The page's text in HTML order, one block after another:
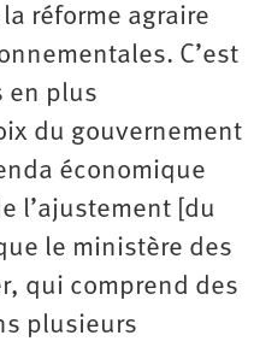
réforme agraire
C’est
en plus
du gouvernement
économique
l’ajustement [du
le ministère des
qui comprend des
plusieurs